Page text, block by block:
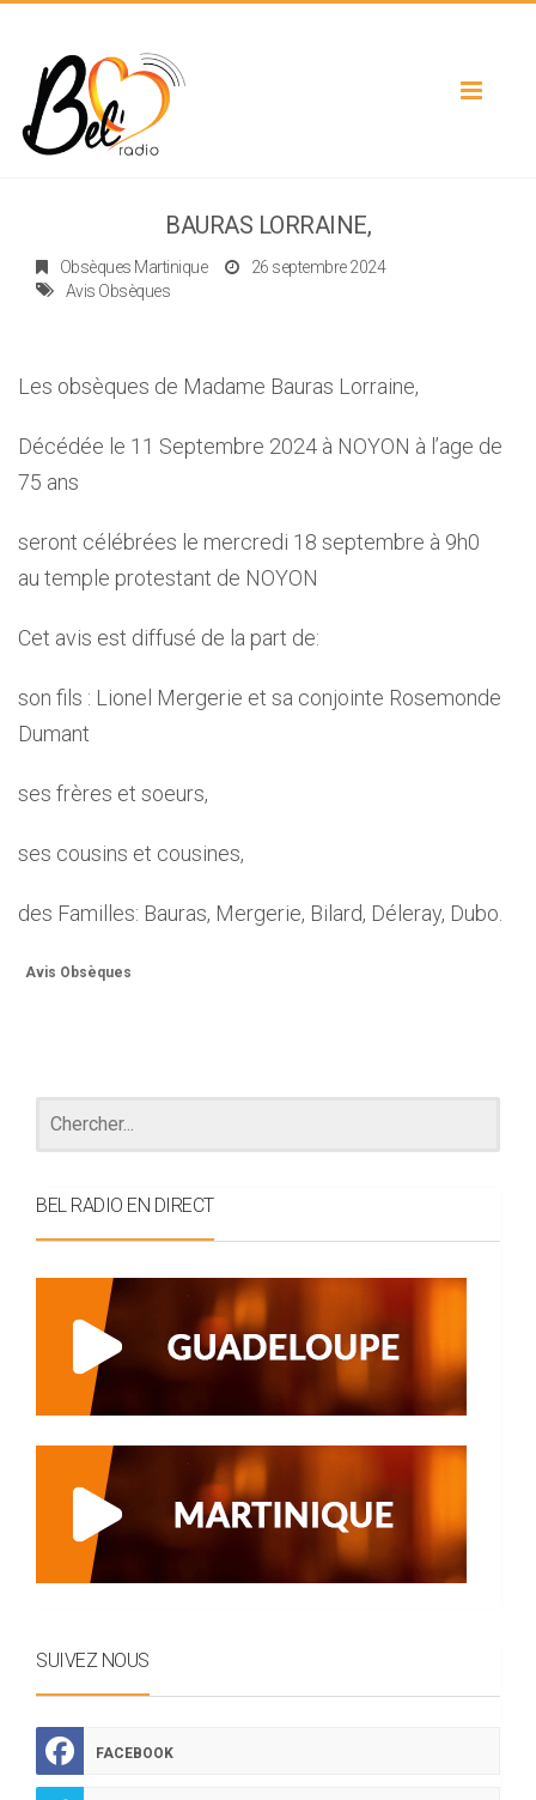
Toggle
BAURAS LORRAINE,
Obsèques Martinique
26 septembre 2024
Avis Obsèques
Les obsèques de Madame Bauras Lorraine,
Décédée le 11 Septembre 2024 à NOYON à l’age de
75 ans
seront célébrées le mercredi 18 septembre à 9h0
au temple protestant de NOYON
Cet avis est diffusé de la part de:
son fils : Lionel Mergerie et sa conjointe Rosemonde
Dumant
ses frères et soeurs,
ses cousins et cousines,
des Familles: Bauras, Mergerie, Bilard, Déleray, Dubo.
Avis Obsèques
BEL RADIO EN DIRECT
SUIVEZ NOUS
FACEBOOK